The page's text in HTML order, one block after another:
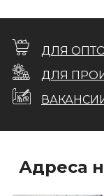
ДЛЯ
ДЛЯ
Адреса